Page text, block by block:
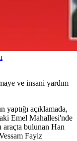
ve insani yardım
açıklamada,
Emel Mahallesi'nde
araçta bulunan Han
Fayiz